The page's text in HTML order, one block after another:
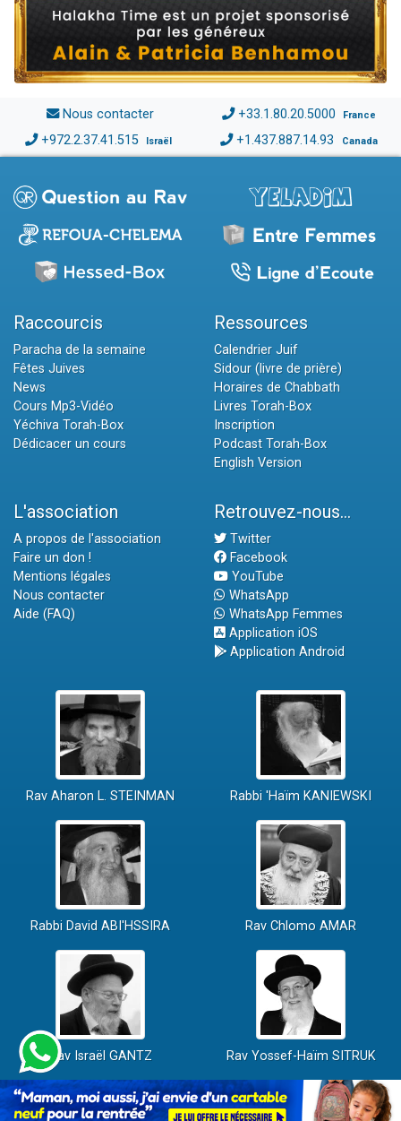
Nous contacter +33.1.80.20.5000 France
+972.2.37.41.515 Israël +1.437.887.14.93 Canada
Raccourcis
Paracha de la semaine
Fêtes Juives
News
Cours Mp3-Vidéo
Yéchiva Torah-Box
Dédicacer un cours
Ressources
Calendrier Juif
Sidour (livre de prière)
Horaires de Chabbath
Livres Torah-Box
Inscription
Podcast Torah-Box
English Version
L'association
A propos de l'association
Faire un don !
Mentions légales
Nous contacter
Aide (FAQ)
Retrouvez-nous...
Twitter
Facebook
YouTube
WhatsApp
WhatsApp Femmes
Application iOS
Application Android
Rav Aharon L. STEINMAN Rabbi 'Haïm KANIEWSKI
Rabbi David ABI'HSSIRA Rav Chlomo AMAR
Rav Israël GANTZ Rav Yossef-Haïm SITRUK